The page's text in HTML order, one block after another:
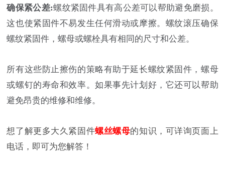
确保紧公差:螺纹紧固件具有高公差可以帮助避免磨损。
这也使紧固件不易发生任何滑动或摩擦。螺纹滚压确保
螺纹紧固件，螺母或螺栓具有相同的尺寸和公差。
所有这些防止擦伤的策略有助于延长螺纹紧固件，螺母
或螺钉的寿命和效率。如果事先计划好，它还可以帮助
避免昂贵的维修和维修。
想了解更多大久紧固件螺丝螺母的知识，可详询页面上
电话，即可为您解答！